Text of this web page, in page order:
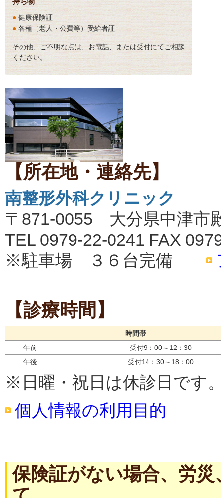
●健康保険証
●各種（老人・公費等）受給者証
その他、ご不明な点は、お電話、または受付にてご相談
ください。
【所在地・連絡先】
南整形外科クリニック
〒871-0055 大分県中津市
TEL 0979-22-0241 FAX
※駐車場 ３６台完備
【診療時間】
時間帯
午前
受付9：00～12：30
午後
受付14：30～18：00
※日曜・祝日は休診日です
個人情報の利用目的
保険証がない場合、労